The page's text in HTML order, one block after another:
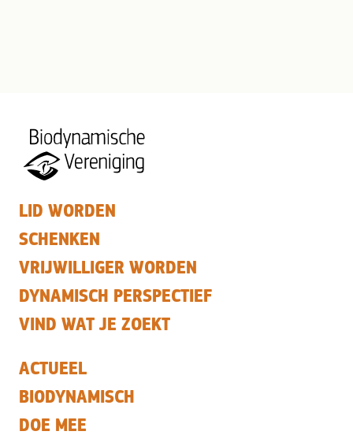
LID WORDEN
SCHENKEN
VRIJWILLIGER WORDEN
DYNAMISCH PERSPECTIEF
VIND WAT JE ZOEKT
ACTUEEL
BIODYNAMISCH
DOE MEE